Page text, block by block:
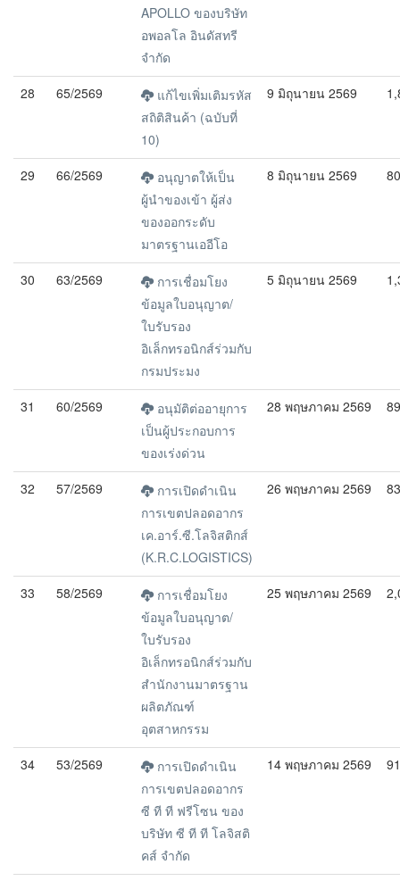
APOLLO ของบริษัท
อพอลโล อินดัสทรี
จำกัด
28 65/2569
แก้ไขเพิ่มเติมรหัส
สถิติสินค้า (ฉบับที่
10)
9 มิถุนายน 2569
29 66/2569
อนุญาตให้เป็น
ผู้นำของเข้า ผู้ส่ง
ของออกระดับ
มาตรฐานเออีโอ
8 มิถุนายน 2569
30 63/2569
การเชื่อมโยง
ข้อมูลใบอนุญาต/
ใบรับรอง
อิเล็กทรอนิกส์ร่วมกับ
กรมประมง
5 มิถุนายน 2569
31 60/2569
อนุมัติต่ออายุการ
เป็นผู้ประกอบการ
ของเร่งด่วน
28 พฤษภาคม 2569
32 57/2569
การเปิดดำเนิน
การเขตปลอดอากร
เค.อาร์.ซี.โลจิสติกส์
(K.R.C.LOGISTICS)
26 พฤษภาคม 2569
33 58/2569
การเชื่อมโยง
ข้อมูลใบอนุญาต/
ใบรับรอง
อิเล็กทรอนิกส์ร่วมกับ
สำนักงานมาตรฐาน
ผลิตภัณฑ์
อุตสาหกรรม
25 พฤษภาคม 2569
34 53/2569
การเปิดดำเนิน
การเขตปลอดอากร
ซี ที ที ฟรีโซน ของ
บริษัท ซี ที ที โลจิสติ
คส์ จำกัด
14 พฤษภาคม 2569